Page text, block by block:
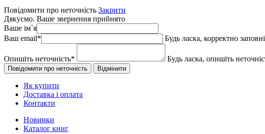
Повідомити про неточність Закрити
Дякуємо. Ваше звернення прийнято
Ваше ім`я
Ваш email* Будь ласка, корректно
Опишіть неточність* Будь ласка, опишіть
Як купити
Доставка і оплата
Контакти
Новинки
Каталог книг